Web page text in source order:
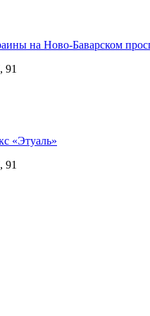
на Ново-Баварском
91
«Этуаль»
91